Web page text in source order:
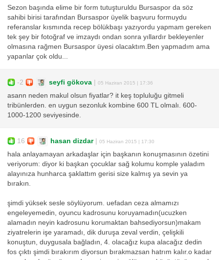
Sezon başında elime bir form tutuşturuldu Bursaspor da söz
sahibi birisi tarafından Bursaspor üyelik başvuru formuydu
referanslar kısmında recep bölükbaşı yazıyordu yapmam gereken
tek şey bir fotoğraf ve imzaydı ondan sonra yıllardır bekleyenler
olmasına rağmen Bursaspor üyesi olacaktım.Ben yapmadım ama
yapanlar çok oldu...
-2 seyfi gökova 05 Haziran 2015 | 17:36
asann neden makul olsun fiyatlar? it keş topluluğu gitmeli
tribünlerden. en uygun sezonluk kombine 600 TL olmalı. 600-
1000-1200 seviyesinde.
16 hasan dizdar| 05 Haziran 2015 | 17:30
hala anlayamayan arkadaşlar için başkanın konuşmasının özetini
veriyorum: diyor ki başkan çocuklar sağ kolumu komple yaladım
alayınıza hunharca şaklattım gerisi size kalmış ya sevin ya
bırakın.
şimdi yüksek sesle söylüyorum. uefadan ceza almamızı
engeleyemedin, oyuncu kadrosunu koruyamadın(ucuzken
alamadın neyin kadrosunu korumaktan bahsediyorsun)makam
ziyatrelerin işe yaramadı, dik duruşa zeval verdin, çelişkili
konuştun, duygusala bağladın, 4. olacağız kupa alacağız dedin
fos çıktı şimdi bırakırım diyorsun bırakmazsan hatrım kalır.o kadar